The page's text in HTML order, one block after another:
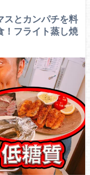
スとカンパチを料
！フライト蒸し焼